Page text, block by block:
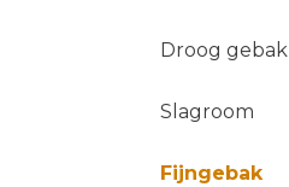
Droog gebak
Slagroom
Fijngebak